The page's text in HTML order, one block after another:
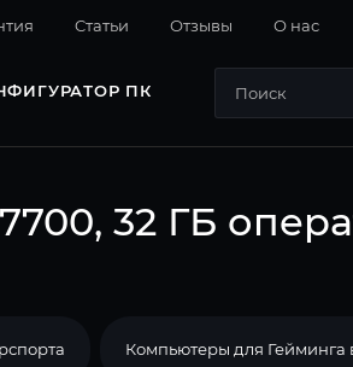
Cтатьи Отзывы О нас
ПК
32 ГБ
Компьютеры для Гейминга